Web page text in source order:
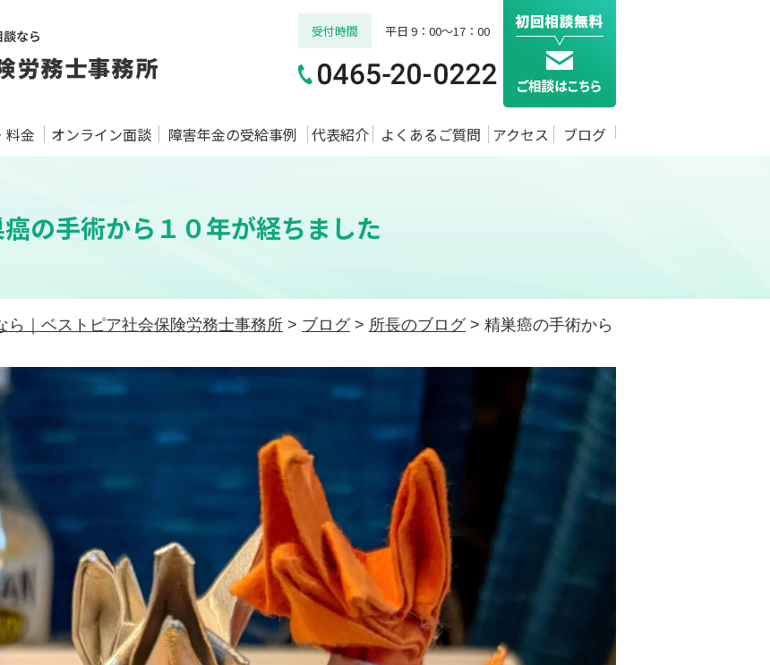
受付時間 平日 9：00～17：00
料金 オンライン面談 障害年金の受給事例 代表紹介 よくあるご質問 アクセス ブログ
の手術から１０年が経ちました
｜ベストピア社会保険労務士事務所 > ブログ> 所長のブログ> 精巣癌の手術から